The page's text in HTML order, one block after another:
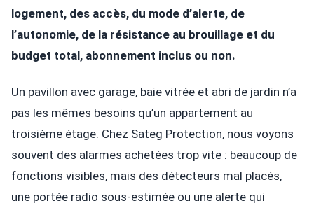
logement, des accès, du mode d’alerte, de
l’autonomie, de la résistance au brouillage et du
budget total, abonnement inclus ou non.
Un pavillon avec garage, baie vitrée et abri de jardin n’a
pas les mêmes besoins qu’un appartement au
troisième étage. Chez Sateg Protection, nous voyons
souvent des alarmes achetées trop vite : beaucoup de
fonctions visibles, mais des détecteurs mal placés,
une portée radio sous-estimée ou une alerte qui